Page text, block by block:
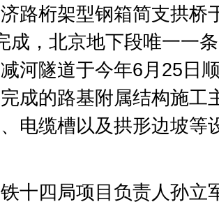
路桁架型钢箱简支拱桥
成，北京地下段唯一一
河隧道于今年6月25日
成的路基附属结构施工
电缆槽以及拱形边坡等
四局项目负责人孙立